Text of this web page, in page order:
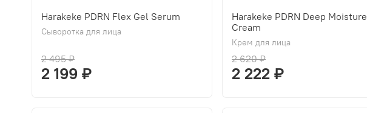
Harakeke PDRN Flex Gel Serum
Сыворотка для лица
2 495 ₽
2 199 ₽
Harakeke PDRN Deep Moisture
Cream
Крем для лица
2 620 ₽
2 222 ₽